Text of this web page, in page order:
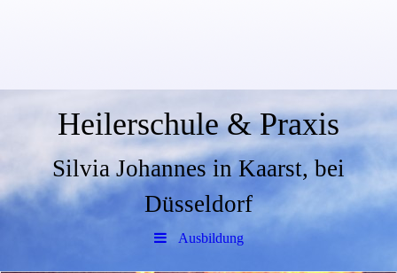
Heilerschule & Praxis
Silvia Johannes in Kaarst, bei
Düsseldorf
Ausbildung